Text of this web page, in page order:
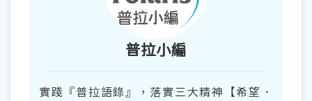
普拉小編
實踐『普拉語錄』，落實三大精神【希望．